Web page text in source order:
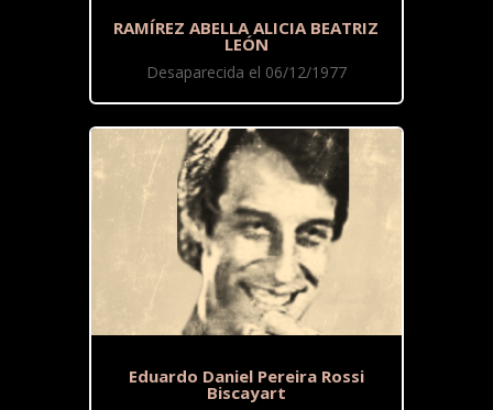
RAMÍREZ ABELLA ALICIA BEATRIZ
LEÓN
Desaparecida el 06/12/1977
Eduardo Daniel Pereira Rossi
Biscayart